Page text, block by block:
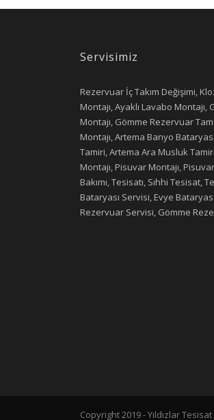
Servisimiz
Rezervuar İç Takım Değişimi,
Montajı, Ayaklı Lavabo
Montajı, Gömme Rezervuar
Montajı, Artema Banyo
Tamiri, Artema Ara Musluk
Montajı, Pisuvar Montajı,
Bakımı, Tesisatı, Sıhhi Tesisat,
Bataryası Servisi, Evye
Rezervuar Servisi, Gömme
Copyright 2019 - Yıldızlar Tesisat